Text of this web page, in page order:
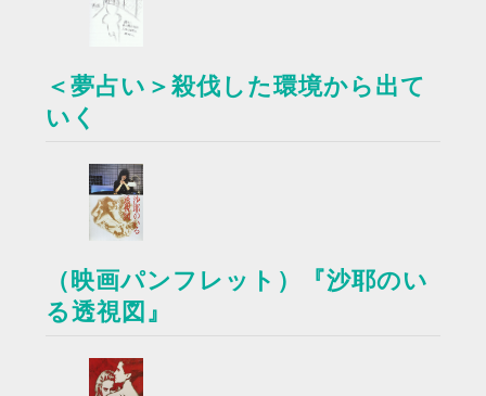
＜夢占い＞殺伐した環境から出て
いく
（映画パンフレット）『沙耶のい
る透視図』